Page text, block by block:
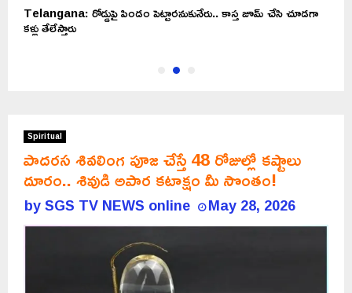
Telangana: రోడ్డుపై పిండం పెట్టారనుకునేరు.. కాస్త జూమ్ చేసి చూడగా
కళ్లు తేలేస్తారు
Spiritual
పాదరస శివలింగ పూజ చేస్తే 48 రోజుల్లో కష్టాలు
దూరం.. శివుడి అపార కటాక్షం మీ సొంతం!
bySGS TV NEWS online May 28, 2026